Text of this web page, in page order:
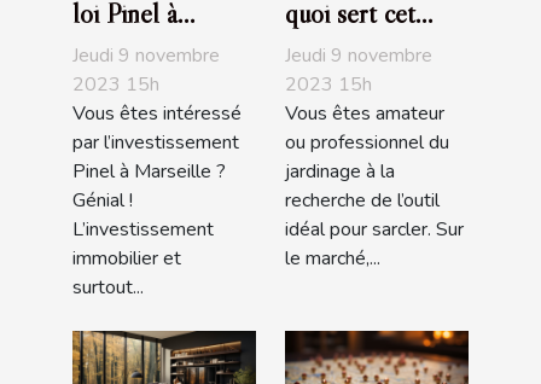
loi Pinel à
Marseille :
comment s’y
prendre ?
Jeudi 9 novembre
2023 15h
Vous êtes intéressé
par l’investissement
Pinel à Marseille ?
Génial !
L’investissement
immobilier et
surtout...
quoi sert cet
outil de jardin ?
Jeudi 9 novembre
2023 15h
Vous êtes amateur
ou professionnel du
jardinage à la
recherche de l’outil
idéal pour sarcler. Sur
le marché,...